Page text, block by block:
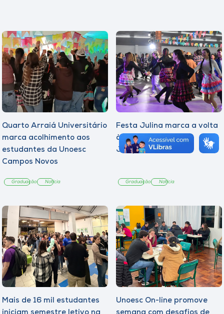
Quarto Arraiá Universitário
marca acolhimento aos
estudantes da Unoesc
Campos Novos
Graduação Notícia
Festa Julina marca a volta
às aulas na Unoesc
Joaçaba
Graduação Notícia
Mais de 16 mil estudantes
Unoesc On-line promove